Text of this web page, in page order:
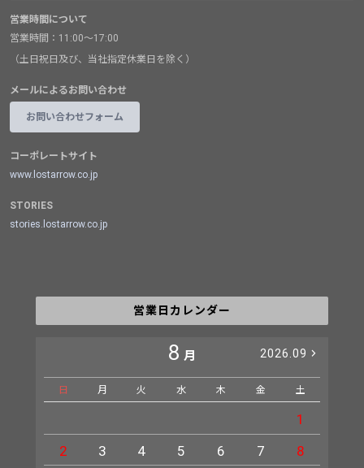
営業時間について
営業時間：11:00～17:00
（土日祝日及び、当社指定休業日を除く）
メールによるお問い合わせ
お問い合わせフォーム
コーポレートサイト
www.lostarrow.co.jp
STORIES
stories.lostarrow.co.jp
営業日カレンダー
8 月 2026.09
日 月 火 水 木 金 土
1
2
3 4 5 6 7
8